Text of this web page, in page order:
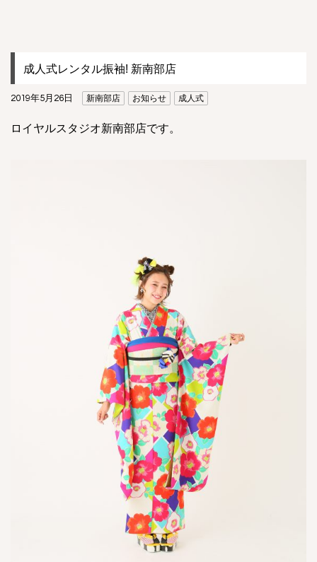
成人式レンタル振袖! 新南部店
2019年5月26日 新南部店 お知らせ 成人式
ロイヤルスタジオ新南部店です。